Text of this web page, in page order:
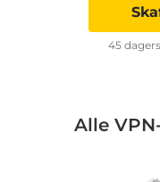
45
Alle